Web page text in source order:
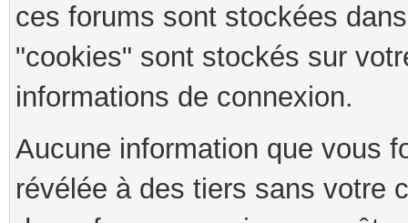
ces forums sont stockées
"cookies" sont stockés sur
informations de connexion.
Aucune information que vous
révélée à des tiers sans votre